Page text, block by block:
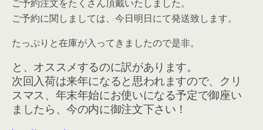
ご予約注文をたくさん頂戴いたしました。
ご予約に関しましては、今日明日にて発送致します。
たっぷりと在庫が入ってきましたので是非。
と、オススメするのに訳があります。
次回入荷は来年になると思われますので、クリ
スマス、年末年始にお使いになる予定で御座い
ましたら、今の内に御注文下さい！